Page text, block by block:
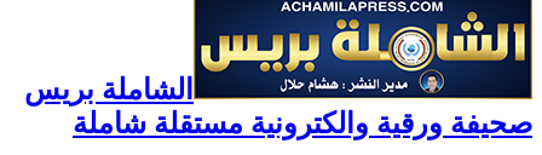
الشاملة بريس
صحيفة ورقية والكترونية مستقلة شاملة